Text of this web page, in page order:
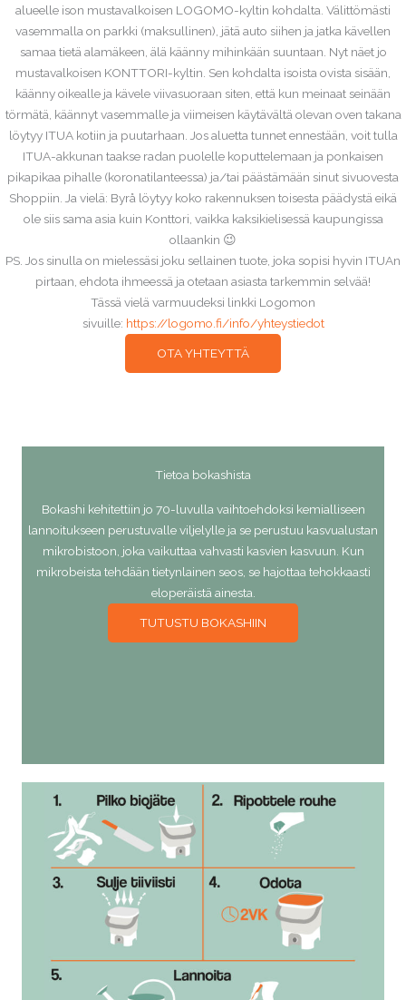
alueelle ison mustavalkoisen LOGOMO-kyltin kohdalta. Välittömästi
vasemmalla on parkki (maksullinen), jätä auto siihen ja jatka kävellen
samaa tietä alamäkeen, älä käänny mihinkään suuntaan. Nyt näet jo
mustavalkoisen KONTTORI-kyltin. Sen kohdalta isoista ovista sisään,
käänny oikealle ja kävele viivasuoraan siten, että kun meinaat seinään
törmätä, käännyt vasemmalle ja viimeisen käytävältä olevan oven takana
löytyy ITUA kotiin ja puutarhaan. Jos aluetta tunnet ennestään, voit tulla
ITUA-akkunan taakse radan puolelle koputtelemaan ja ponkaisen
pikapikaa pihalle (koronatilanteessa) ja/tai päästämään sinut sivuovesta
Shoppiin. Ja vielä: Byrå löytyy koko rakennuksen toisesta päädystä eikä
ole siis sama asia kuin Konttori, vaikka kaksikielisessä kaupungissa
ollaankin 😉
PS. Jos sinulla on mielessäsi joku sellainen tuote, joka sopisi hyvin ITUAn
pirtaan, ehdota ihmeessä ja otetaan asiasta tarkemmin selvää!
Tässä vielä varmuudeksi linkki Logomon
sivuille: https://logomo.fi/info/yhteystiedot
OTA YHTEYTTÄ
Tietoa bokashista
Bokashi kehitettiin jo 70-luvulla vaihtoehdoksi kemialliseen
lannoitukseen perustuvalle viljelylle ja se perustuu kasvualustan
mikrobistoon, joka vaikuttaa vahvasti kasvien kasvuun. Kun
mikrobeista tehdään tietynlainen seos, se hajottaa tehokkaasti
eloperäistä ainesta.
TUTUSTU BOKASHIIN